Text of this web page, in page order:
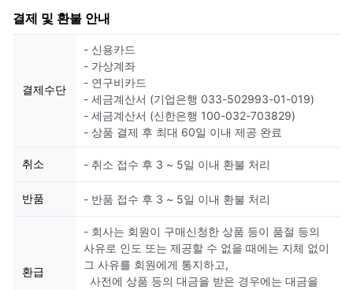
결제 및 환불 안내
결제수단
- 신용카드
- 가상계좌
- 연구비카드
- 세금계산서 (기업은행 033-502993-01-019)
- 세금계산서 (신한은행 100-032-703829)
- 상품 결제 후 최대 60일 이내 제공 완료
취소 - 취소 접수 후 3 ~ 5일 이내 환불 처리
반품 - 반품 접수 후 3 ~ 5일 이내 환불 처리
환급
- 회사는 회원이 구매신청한 상품 등이 품절 등의
사유로 인도 또는 제공할 수 없을 때에는 지체 없이
그 사유를 회원에게 통지하고,
사전에 상품 등의 대금을 받은 경우에는 대금을